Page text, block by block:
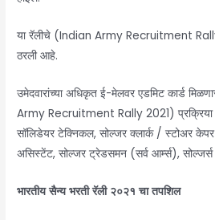
या रॅलीचे (Indian Army Recruitment
ठरली आहे.
उमेदवारांच्या अधिकृत ई-मेलवर एडमिट कार्ड
Army Recruitment Rally 2021) प्रक्रिया
सॉलिडेयर टेक्निकल, सोल्जर क्लार्क / स्टोअर
असिस्टेंट, सोल्जर ट्रेडसमन (सर्व आर्म्स),
भारतीय सैन्य भरती रॅली २०२१ चा तपशिल